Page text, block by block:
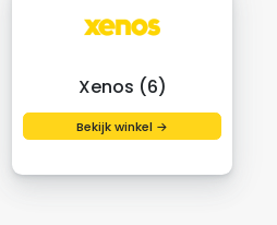
Xenos (6)
Bekijk winkel →